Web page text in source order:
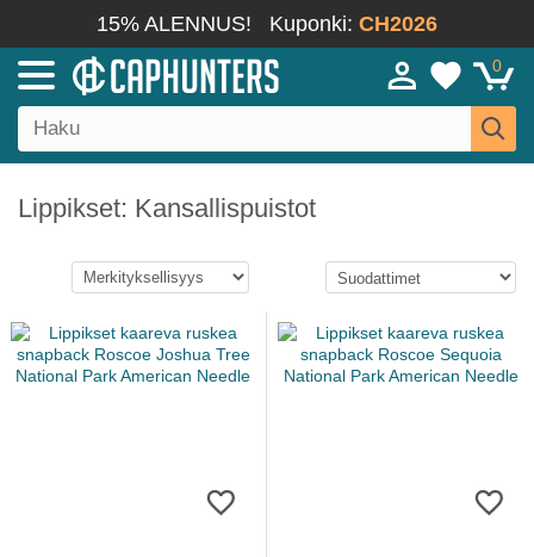
15% ALENNUS! Kuponki: CH2026
0
Lippikset: Kansallispuistot